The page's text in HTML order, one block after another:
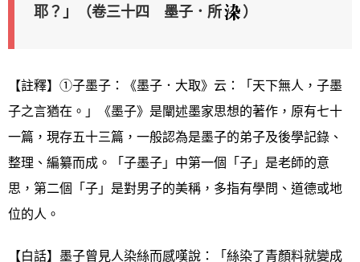
耶？」（卷三十四 墨子．所
）
【註釋】①子墨子：《墨子．大取》云：「天下無人，子墨
子之言猶在。」《墨子》是闡述墨家思想的著作，原有七十
一篇，現存五十三篇，一般認為是墨子的弟子及後學記錄、
整理、編纂而成。「子墨子」中第一個「子」是老師的意
思，第二個「子」是對男子的美稱，多指有學問、道德或地
位的人。
【白話】墨子曾見人染絲而感嘆說：「絲染了青顏料就變成